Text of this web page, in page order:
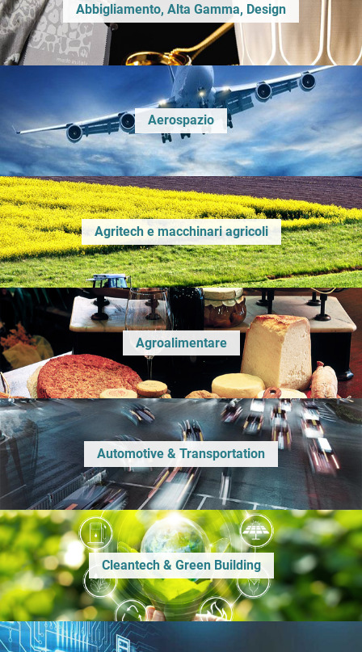
Abbigliamento, Alta Gamma, Design
Aerospazio
Agritech e macchinari agricoli
Agroalimentare
Automotive & Transportation
Cleantech & Green Building